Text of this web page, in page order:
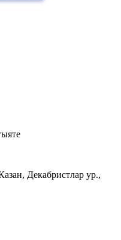
Декабристлар ур.,